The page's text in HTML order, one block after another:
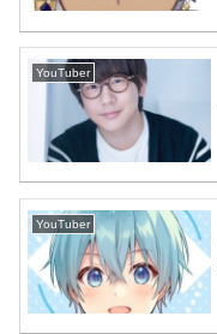
YouTuber
YouTuber